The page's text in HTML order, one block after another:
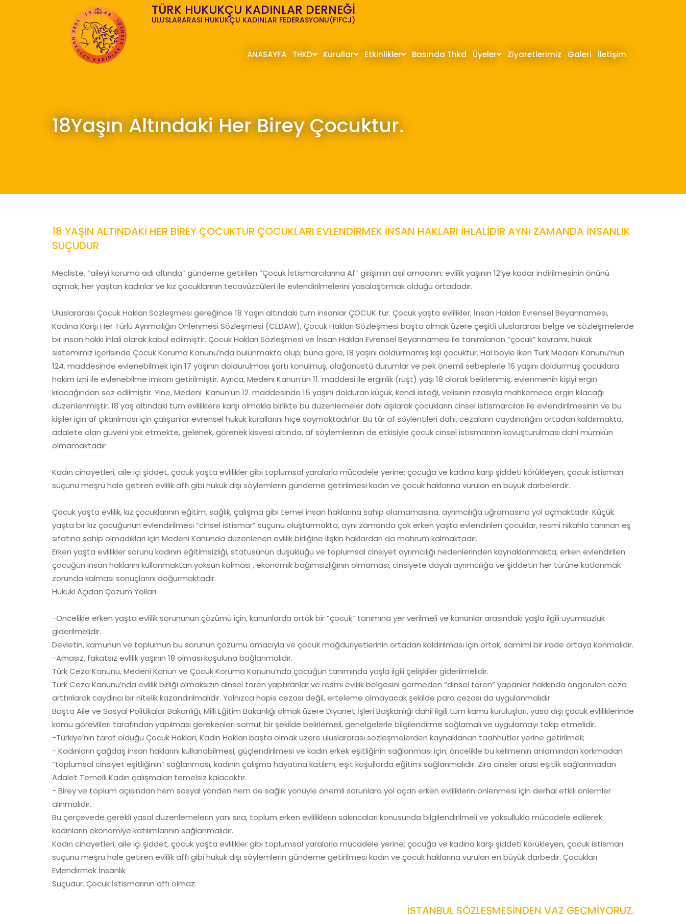
TÜRK HUKUKÇU KADINLAR DERNEĞİ
ULUSLARARASI HUKUKÇU KADINLAR FEDERASYONU(FIFCJ)
ANASAYFA THKD Kurullar Etkinlikler Basında Thkd Üyeler Ziyaretlerimiz Galeri İletişim
18Yaşın Altındaki Her Birey Çocuktur.
18 YAŞIN ALTINDAKİ HER BİREY ÇOCUKTUR ÇOCUKLARI EVLENDİRMEK İNSAN HAKLARI İHLALİDİR AYNI ZAMANDA İNSANLIK
SUÇUDUR
Mecliste, “aileyi koruma adı altında” gündeme getirilen “Çocuk İstismarcılarına Af” girişimin asıl amacının; evlilik yaşının 12’ye kadar indirilmesinin önünü
açmak, her yaştan kadınlar ve kız çocuklarının tecavüzcüleri ile evlendirilmelerini yasalaştırmak olduğu ortadadır.
Uluslararası Çocuk Hakları Sözleşmesi gereğince 18 Yaşın altındaki tüm insanlar ÇOCUK tur. Çocuk yaşta evlilikler; İnsan Hakları Evrensel Beyannamesi,
Kadına Karşı Her Türlü Ayrımcılığın Önlenmesi Sözleşmesi (CEDAW), Çocuk Hakları Sözleşmesi başta olmak üzere çeşitli uluslararası belge ve sözleşmelerde
bir insan hakkı ihlali olarak kabul edilmiştir. Çocuk Hakları Sözleşmesi ve İnsan Hakları Evrensel Beyannamesi ile tanımlanan “çocuk” kavramı, hukuk
sistemimiz içerisinde Çocuk Koruma Kanunu’nda bulunmakta olup; buna göre, 18 yaşını doldurmamış kişi çocuktur. Hal böyle iken Türk Medeni Kanunu’nun
124. maddesinde evlenebilmek için 17 yaşının doldurulması şartı konulmuş, olağanüstü durumlar ve pek önemli sebeplerle 16 yaşını doldurmuş çocuklara
hakim izni ile evlenebilme imkanı getirilmiştir. Ayrıca, Medeni Kanun’un 11. maddesi ile erginlik (rüşt) yaşı 18 olarak belirlenmiş, evlenmenin kişiyi ergin
kılacağından söz edilmiştir. Yine, Medeni Kanun’un 12. maddesinde 15 yaşını dolduran küçük, kendi isteği, velisinin rızasıyla mahkemece ergin kılacağı
düzenlenmiştir. 18 yaş altındaki tüm evliliklere karşı olmakla birlikte bu düzenlemeler dahi aşılarak çocukların cinsel istismarcıları ile evlendirilmesinin ve bu
kişiler için af çıkarılması için çalışanlar evrensel hukuk kurallarını hiçe saymaktadırlar. Bu tür af söylentileri dahi, cezaların caydırıcılığını ortadan kaldırmakta,
adalete olan güveni yok etmekte, gelenek, görenek kisvesi altında, af söylemlerinin de etkisiyle çocuk cinsel istismarının kovuşturulması dahi mümkün
olmamaktadır
Kadın cinayetleri, aile içi şiddet, çocuk yaşta evlilikler gibi toplumsal yaralarla mücadele yerine; çocuğa ve kadına karşı şiddeti körükleyen, çocuk istismarı
suçunu meşru hale getiren evlilik affı gibi hukuk dışı söylemlerin gündeme getirilmesi kadın ve çocuk haklarına vurulan en büyük darbelerdir.
Çocuk yaşta evlilik, kız çocuklarının eğitim, sağlık, çalışma gibi temel insan haklarına sahip olamamasına, ayrımcılığa uğramasına yol açmaktadır. Küçük
yaşta bir kız çocuğunun evlendirilmesi “cinsel istismar” suçunu oluşturmakta, aynı zamanda çok erken yaşta evlendirilen çocuklar, resmi nikahla tanınan eş
sıfatına sahip olmadıkları için Medeni Kanunda düzenlenen evlilik birliğine ilişkin haklardan da mahrum kalmaktadır.
Erken yaşta evlilikler sorunu kadının eğitimsizliği, statüsünün düşüklüğü ve toplumsal cinsiyet ayrımcılığı nedenlerinden kaynaklanmakta, erken evlendirilen
çocuğun insan haklarını kullanmaktan yoksun kalması , ekonomik bağımsızlığının olmaması, cinsiyete dayalı ayrımcılığa ve şiddetin her türüne katlanmak
zorunda kalması sonuçlarını doğurmaktadır.
Hukuki Açıdan Çözüm Yolları
-Öncelikle erken yaşta evlilik sorununun çözümü için, kanunlarda ortak bir “çocuk” tanımına yer verilmeli ve kanunlar arasındaki yaşla ilgili uyumsuzluk
giderilmelidir.
Devletin, kamunun ve toplumun bu sorunun çözümü amacıyla ve çocuk mağduriyetlerinin ortadan kaldırılması için ortak, samimi bir irade ortaya konmalıdır.
-Amasız, fakatsız evlilik yaşının 18 olması koşuluna bağlanmalıdır.
Türk Ceza Kanunu, Medeni Kanun ve Çocuk Koruma Kanunu’nda çocuğun tanımında yaşla ilgili çelişkiler giderilmelidir.
Türk Ceza Kanunu’nda evlilik birliği olmaksızın dinsel tören yaptıranlar ve resmi evlilik belgesini görmeden “dinsel tören” yapanlar hakkında öngörülen ceza
arttırılarak caydırıcı bir nitelik kazandırılmalıdır. Yalnızca hapis cezası değil, erteleme olmayacak şekilde para cezası da uygulanmalıdır.
Başta Aile ve Sosyal Politikalar Bakanlığı, Milli Eğitim Bakanlığı olmak üzere Diyanet İşleri Başkanlığı dahil ilgili tüm kamu kuruluşları, yasa dışı çocuk evliliklerinde
kamu görevlileri tarafından yapılması gerekenleri somut bir şekilde belirlemeli, genelgelerle bilgilendirme sağlamalı ve uygulamayı takip etmelidir.
-Türkiye’nin taraf olduğu Çocuk Hakları, Kadın Hakları başta olmak üzere uluslararası sözleşmelerden kaynaklanan taahhütler yerine getirilmeli;
- Kadınların çağdaş insan haklarını kullanabilmesi, güçlendirilmesi ve kadın erkek eşitliğinin sağlanması için; öncelikle bu kelimenin anlamından korkmadan
“toplumsal cinsiyet eşitliğinin” sağlanması, kadının çalışma hayatına katılımı, eşit koşullarda eğitimi sağlanmalıdır. Zira cinsler arası eşitlik sağlanmadan
Adalet Temelli Kadın çalışmaları temelsiz kalacaktır.
- Birey ve toplum açısından hem sosyal yönden hem de sağlık yönüyle önemli sorunlara yol açan erken evliliklerin önlenmesi için derhal etkili önlemler
alınmalıdır.
Bu çerçevede gerekli yasal düzenlemelerin yanı sıra, toplum erken evliliklerin sakıncaları konusunda bilgilendirilmeli ve yoksullukla mücadele edilerek
kadınların ekonomiye katılımlarının sağlanmalıdır.
Kadın cinayetleri, aile içi şiddet, çocuk yaşta evlilikler gibi toplumsal yaralarla mücadele yerine; çocuğa ve kadına karşı şiddeti körükleyen, çocuk istismarı
suçunu meşru hale getiren evlilik affı gibi hukuk dışı söylemlerin gündeme getirilmesi kadın ve çocuk haklarına vurulan en büyük darbedir. Çocukları
Evlendirmek İnsanlık
Suçudur. Çocuk İstismarının affı olmaz.
İSTANBUL SÖZLEŞMESİNDEN VAZ GEÇMİYORUZ.